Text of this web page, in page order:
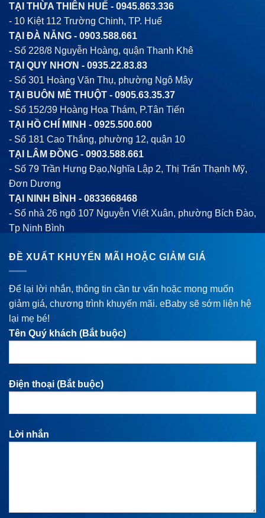
TẠI THỪA THIÊN HUẾ - 0945.863.336
- 10 Kiệt 112 Trường Chinh, TP. Huế
TẠI ĐÀ NẴNG - 0903.588.661
- Số 228/8 Nguyễn Hoàng, quận Thanh Khê
TẠI QUY NHƠN - 0935.22.83.83
- Số 301 Hoàng Văn Thụ, phường Ngô Mây
TẠI BUÔN MÊ THUỘT - 0905.63.35.37
- Số 152/39 Hoàng Hoa Thám, P.Tân Tiến
TẠI HỒ CHÍ MINH - 0925.500.600
- Số 181 Cao Thắng, phường 12, quận 10
TẠI LÂM ĐỒNG - 0903.588.661
- Số 79 Trần Hưng Đạo,Nghĩa Lập 2, Thị Trấn Thạnh Mỹ,
Đơn Dương
TẠI NINH BÌNH - 0833668468
- Số nhà 26 ngõ 107 Nguyễn Viết Xuân, phường Bích Đào,
Tp Ninh Bình
ĐỀ XUẤT KHUYẾN MÃI HOẶC GIẢM GIÁ
Để lại lời nhắn, thông tin cần tư vấn hoặc mong muốn
giảm giá, chương trình khuyến mãi. eBaby sẽ sớm liện hệ
lại mẹ bé!
Tên Quý khách (Bắt buộc)
Điện thoại (Bắt buộc)
Lời nhắn